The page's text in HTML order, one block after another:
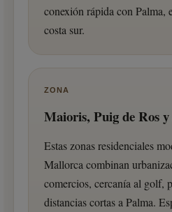
conexión rápida con Palma,
costa sur.
ZONA
Maioris, Puig de Ros
Estas zonas residenciales
Mallorca combinan
comercios, cercanía al golf,
distancias cortas a Palma.